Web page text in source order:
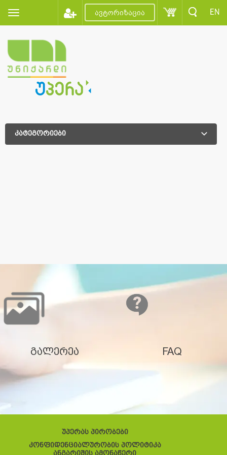
ავტორიზაცია EN
კატეგორიები
გალერეა FAQ
უპერას პირობები
კონფიდენციალურობის პოლიტიკა
ანგარიშის ამონაწერი